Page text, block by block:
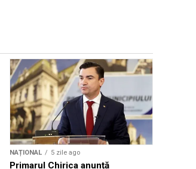
NAȚIONAL 5 zile ago
Primarul Chirica anunță